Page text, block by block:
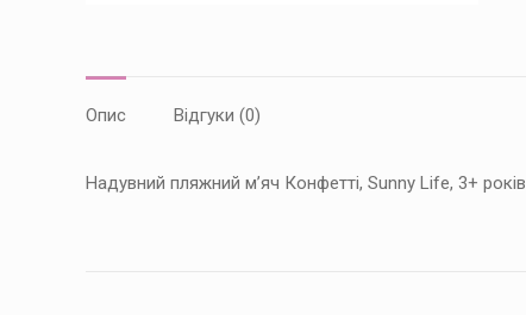
Опис Відгуки (0)
Надувний пляжний м’яч Конфетті, Sunny Life, 3+ років